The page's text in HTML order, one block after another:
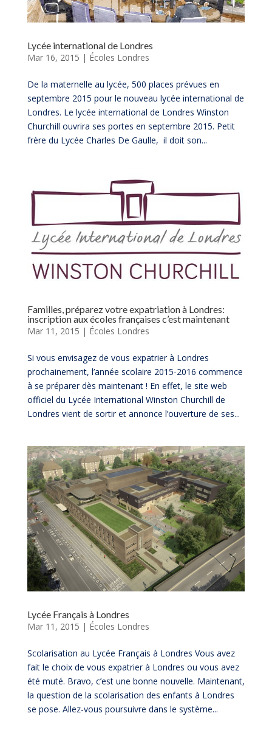
Lycée international de Londres
Mar 16, 2015 | Écoles Londres
De la maternelle au lycée, 500 places prévues en
septembre 2015 pour le nouveau lycée international de
Londres. Le lycée international de Londres Winston
Churchill ouvrira ses portes en septembre 2015. Petit
frère du Lycée Charles De Gaulle, il doit son...
Familles, préparez votre expatriation à Londres:
inscription aux écoles françaises c’est maintenant
Mar 11, 2015 | Écoles Londres
Si vous envisagez de vous expatrier à Londres
prochainement, l’année scolaire 2015-2016 commence
à se préparer dès maintenant ! En effet, le site web
officiel du Lycée International Winston Churchill de
Londres vient de sortir et annonce l’ouverture de ses...
Lycée Français à Londres
Mar 11, 2015 | Écoles Londres
Scolarisation au Lycée Français à Londres Vous avez
fait le choix de vous expatrier à Londres ou vous avez
été muté. Bravo, c’est une bonne nouvelle. Maintenant,
la question de la scolarisation des enfants à Londres
se pose. Allez-vous poursuivre dans le système...